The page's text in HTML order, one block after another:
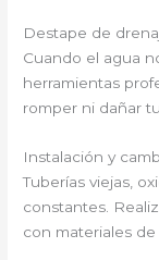
Destape de
Cuando el agua
herramientas
romper ni dañar
Instalación y
Tuberías viejas,
constantes.
con materiales de